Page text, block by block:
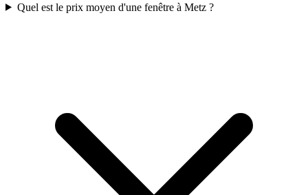
Quel est le prix moyen d'une fenêtre à Metz ?